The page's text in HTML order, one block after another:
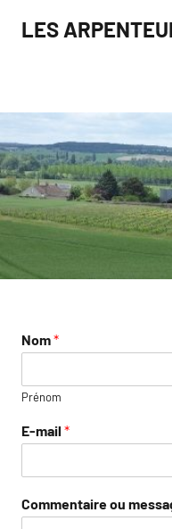
LES
Nom*
Prénom
E-mail *
Commentaire ou